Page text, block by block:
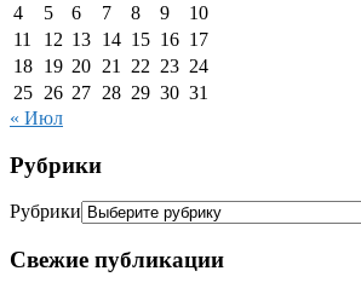
4
5 6 7 8 9
10
11
12 13 14 15 16 17
18 19 20 21 22 23 24
25 26 27 28 29 30 31
« Июл
Рубрики
Рубрики
Свежие публикации